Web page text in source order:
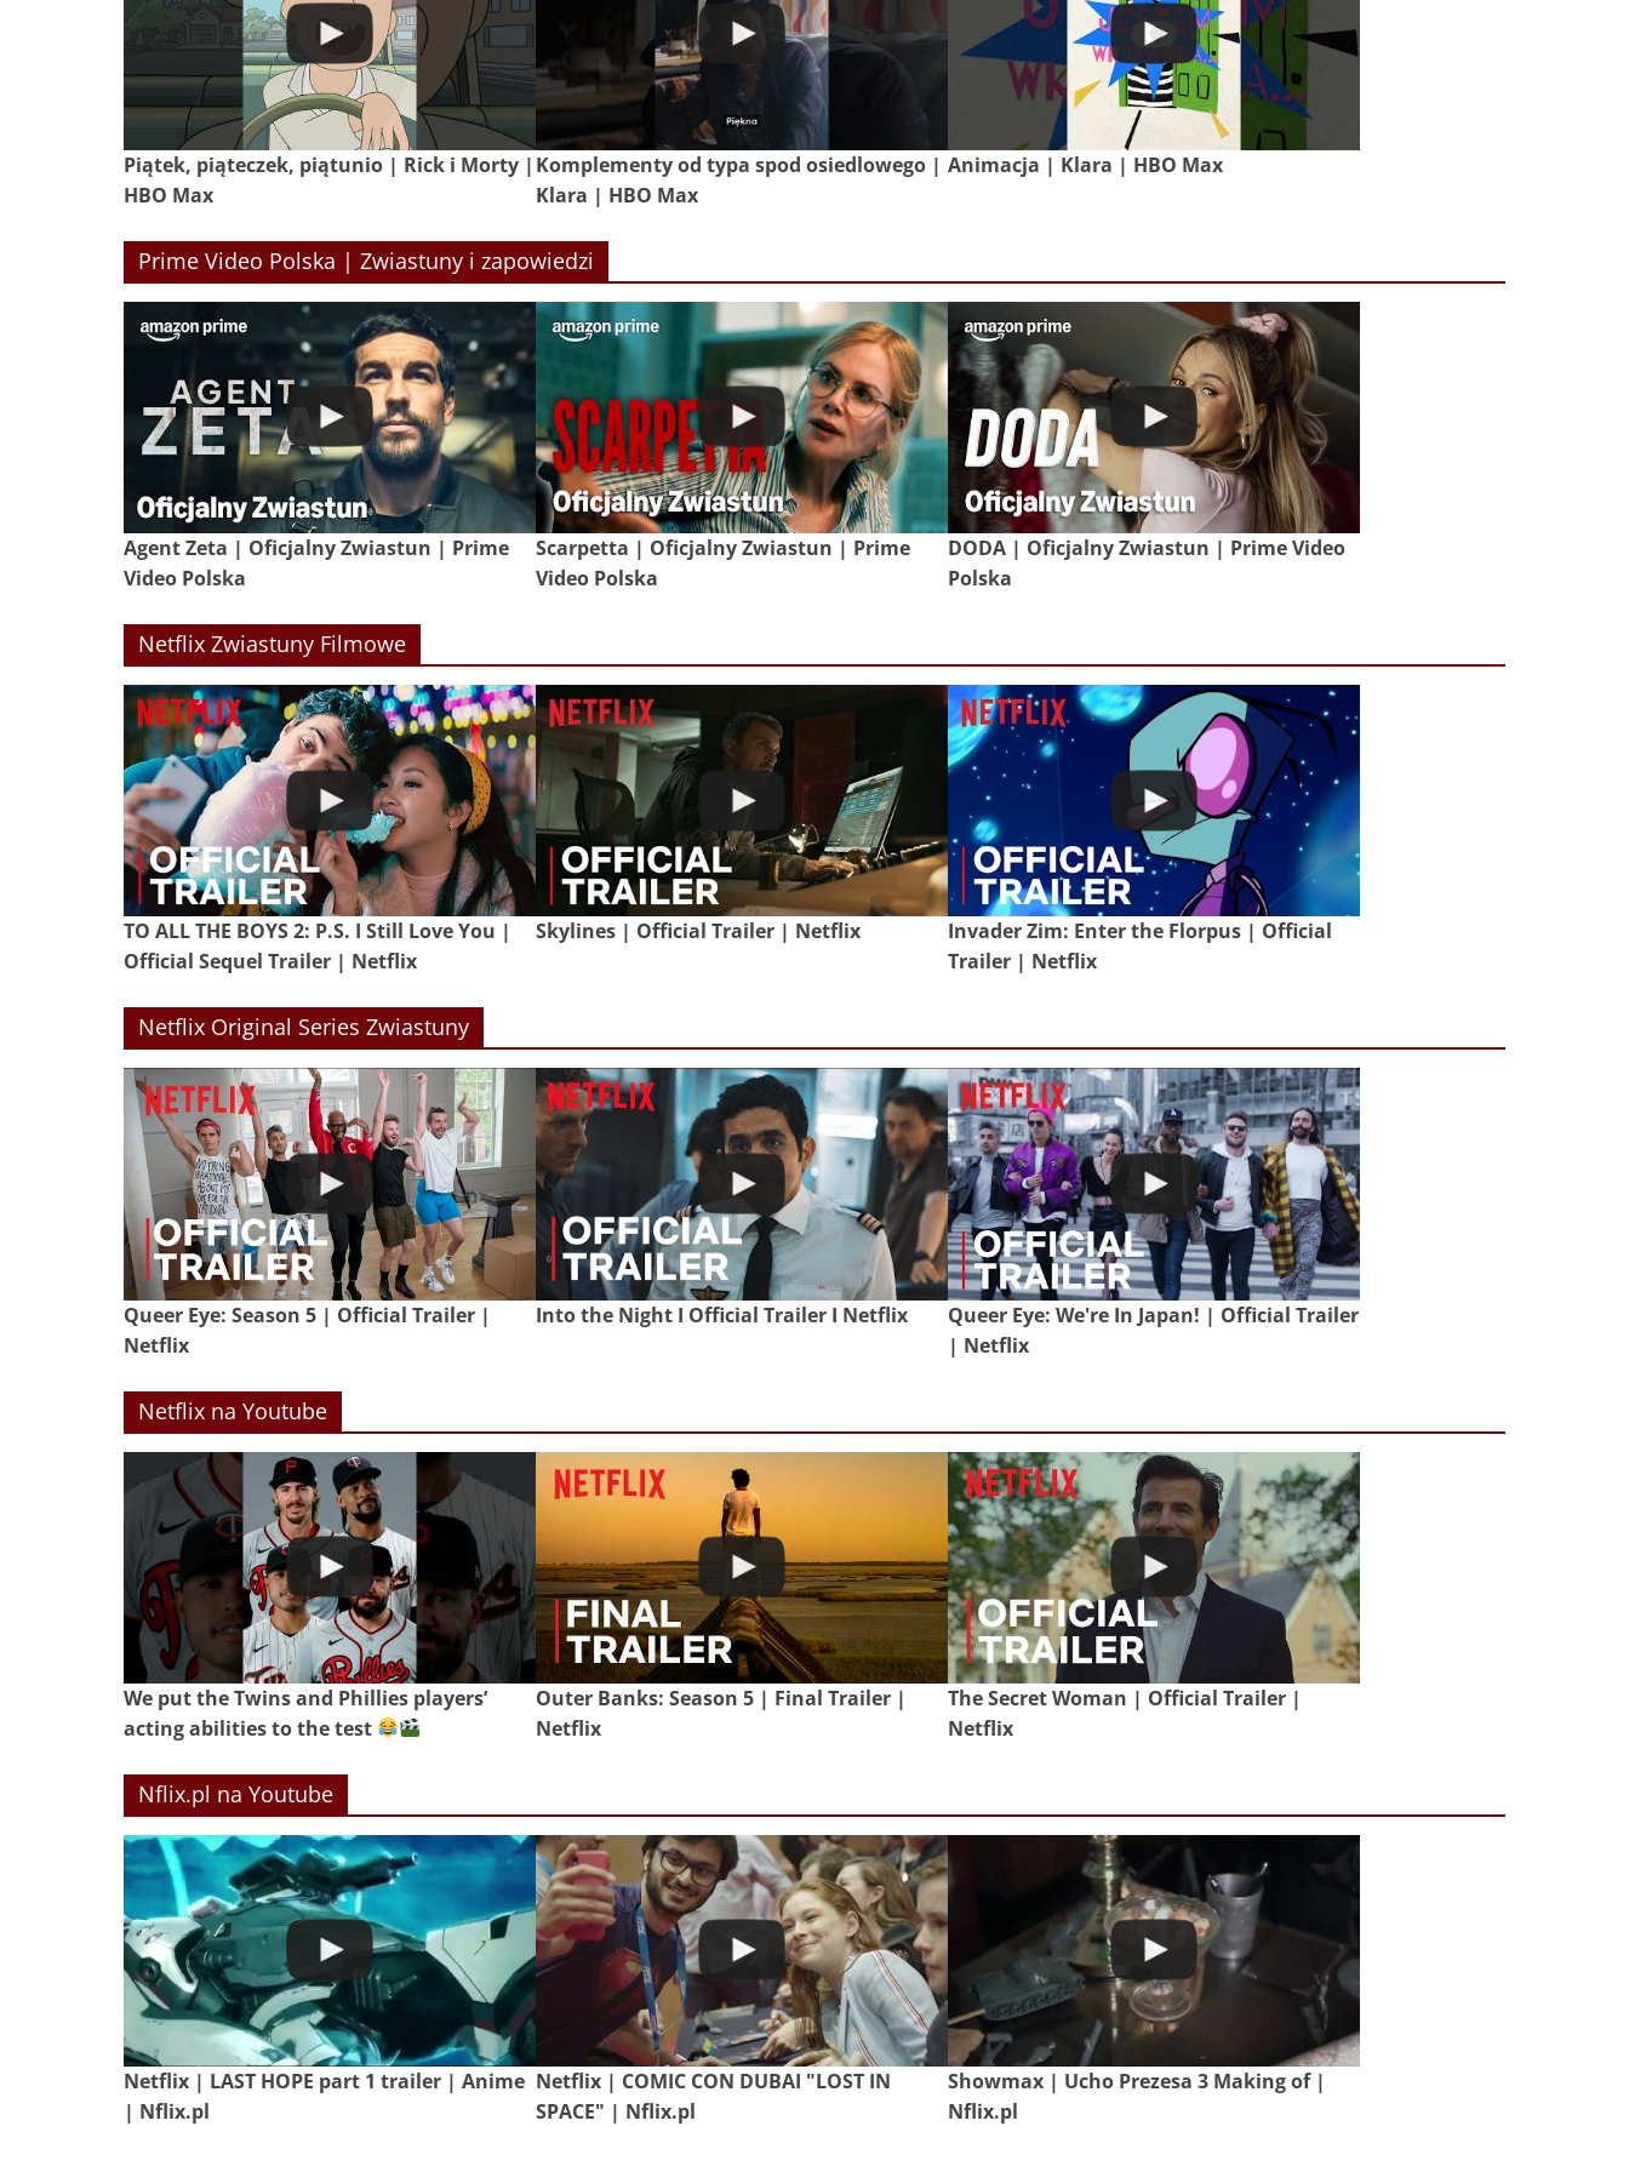
Piątek, piąteczek, piątunio | Rick i Morty |
HBO Max
Komplementy od typa spod osiedlowego |
Klara | HBO Max
Animacja | Klara | HBO Max
Prime Video Polska | Zwiastuny i zapowiedzi
Agent Zeta | Oficjalny Zwiastun | Prime
Video Polska
Scarpetta | Oficjalny Zwiastun | Prime
Video Polska
DODA | Oficjalny Zwiastun | Prime Video
Polska
Netflix Zwiastuny Filmowe
TO ALL THE BOYS 2: P.S. I Still Love You |
Official Sequel Trailer | Netflix
Skylines | Official Trailer | Netflix
Invader Zim: Enter the Florpus | Official
Trailer | Netflix
Netflix Original Series Zwiastuny
Queer Eye: Season 5 | Official Trailer |
Netflix
Into the Night I Official Trailer I Netflix
Queer Eye: We're In Japan! | Official Trailer
| Netflix
Netflix na Youtube
We put the Twins and Phillies players’
acting abilities to the test
Outer Banks: Season 5 | Final Trailer |
Netflix
The Secret Woman | Official Trailer |
Netflix
Nflix.pl na Youtube
Netflix | LAST HOPE part 1 trailer | Anime
| Nflix.pl
Netflix | COMIC CON DUBAI "LOST IN
SPACE" | Nflix.pl
Showmax | Ucho Prezesa 3 Making of |
Nflix.pl